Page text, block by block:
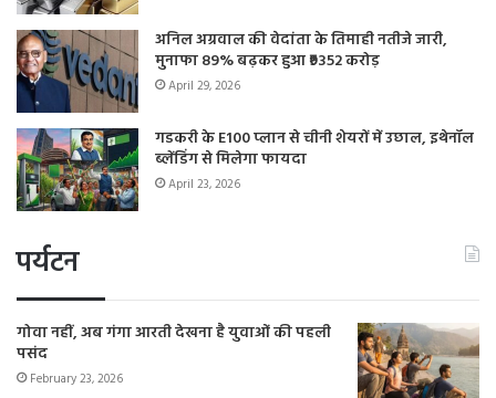
अनिल अग्रवाल की वेदांता के तिमाही नतीजे जारी,
मुनाफा 89% बढ़कर हुआ ₹9352 करोड़
April 29, 2026
गडकरी के E100 प्लान से चीनी शेयरों में उछाल, इथेनॉल
ब्लेंडिंग से मिलेगा फायदा
April 23, 2026
पर्यटन
गोवा नहीं, अब गंगा आरती देखना है युवाओं की पहली
पसंद
February 23, 2026